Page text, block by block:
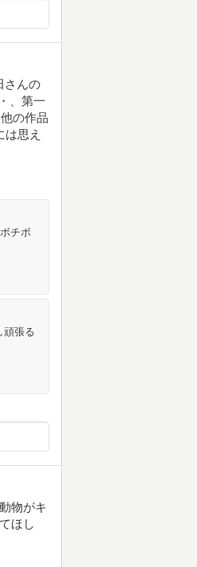
さんの
、第一
の作品
思え
チボ
頑張る
物がキ
ほし